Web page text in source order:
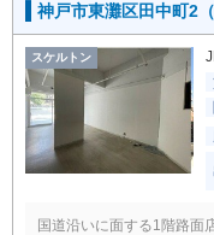
神戸市東灘区田中町2
スケルトン
国道沿いに面する1階路面店